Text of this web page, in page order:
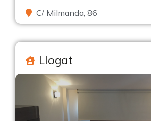
C/ Milmanda, 86
Llogat